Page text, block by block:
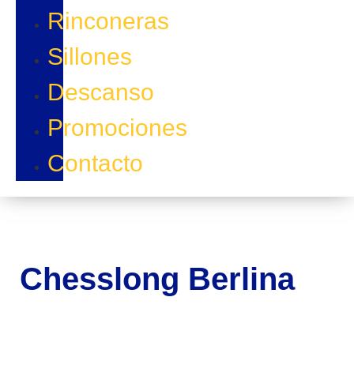
Rinconeras
Sillones
Descanso
Promociones
Contacto
Chesslong Berlina